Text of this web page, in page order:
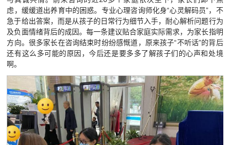
虑，缓缓道出养育中的困惑。专业心理咨询师化身“心灵解码员”，不
急于给出答案，而是从孩子的日常行为细节入手，耐心解析问题行为
及负面情绪背后的成因。每一条建议贴合家庭实际需求，为家长指明
方向。很多家长在咨询结束时纷纷感慨道，原来孩子“不听话”的背后
还有这么多可能的原因，今后还是要多多了解孩子们的心声和处境
啊。